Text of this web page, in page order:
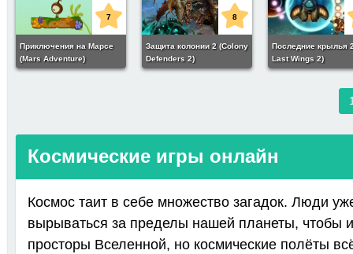
7
Приключения на Марсе
(Mars Adventure)
8
Защита колонии 2 (Colony
Defenders 2)
Последние крылья
Last Wings 2)
Космические игры онлайн
Космос таит в себе множество загадок. Люди
вырываться за пределы нашей планеты, чтобы
просторы Вселенной, но космические полёты